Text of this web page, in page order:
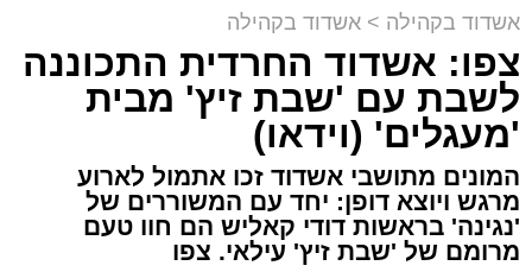
תגים:אשדוד, קאליש, מעגלים
האירוע שלא ישכח באשדוד ממשיך להכות גלים
ברחבי העיר: צפו בגלריה המרהיבה המלאה
מעדשת מצלמתו של הצלם יהושע פרוכטר
מאירוע 'זיץ שבת' של מעגלים מבית סיעת אשדוד
התורנית.
הערב המרגש החל בשירת אחדות בניהולו של ר'
באשדוד
אשדוד בקהילה > אשדוד בקהילה
צפו: אשדוד החרדית התכוננה
לשבת עם 'שבת זיץ' מבית
'מעגלים' (וידאו)
המונים מתושבי אשדוד זכו אתמול לארוע
מרגש ויוצא דופן: יחד עם המשוררים של
'נגינה' בראשות דודי קאליש הם חוו טעם
מרומם של 'שבת זיץ' עילאי. צפו